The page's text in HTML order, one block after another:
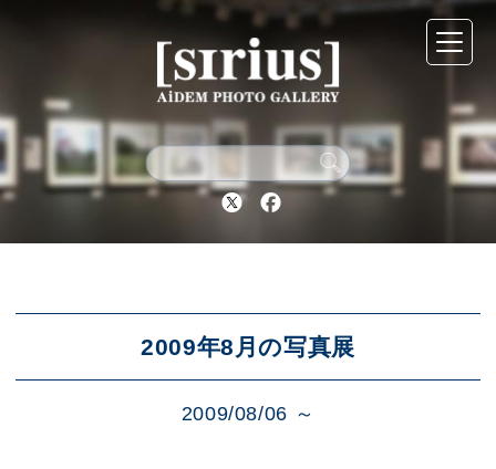
Twitter Facebook
2009年8月の写真展
2009/08/06 ～
シリウスについて
展示スケジュール